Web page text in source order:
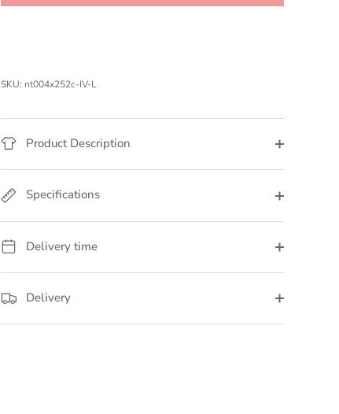
SKU: nt004x252c-IV-L
Product Description
Specifications
Delivery time
Delivery